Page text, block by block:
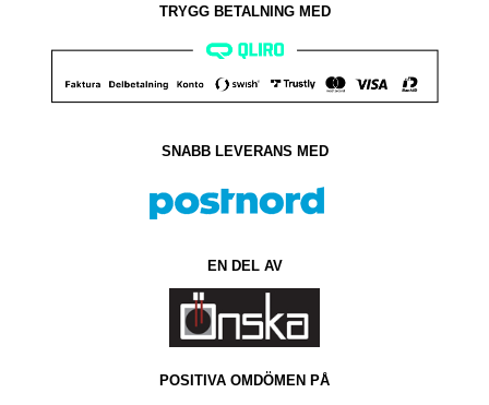
TRYGG BETALNING MED​
SNABB LEVERANS MED
EN DEL AV
POSITIVA OMDÖMEN PÅ